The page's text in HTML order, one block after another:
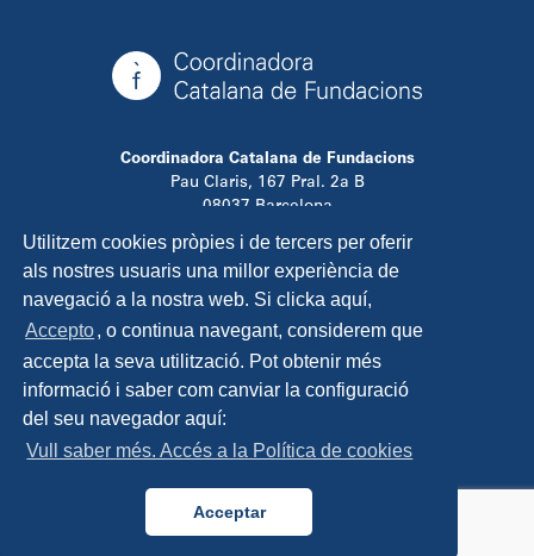
Utilitzem cookies pròpies i de tercers per oferir
als nostres usuaris una millor experiència de
navegació a la nostra web. Si clicka aquí,
Accepto, o continua navegant, considerem que
accepta la seva utilització. Pot obtenir més
informació i saber com canviar la configuració
del seu navegador aquí:
Vull saber més. Accés a la Política de cookies
Acceptar
Coordinadora Catalana de Fundacions
Pau Claris, 167 Pral. 2a B
08037 Barcelona
T. 934 881 480
info@ccfundacions.cat
Contacta
Política de privadesa
Política de cookies